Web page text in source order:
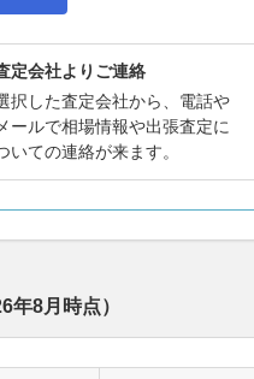
定会社よりご連絡
択した査定会社から、電話や
ールで相場情報や出張査定に
いての連絡が来ます。
年8月 時点）